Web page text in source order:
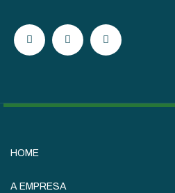
HOME
A EMPRESA